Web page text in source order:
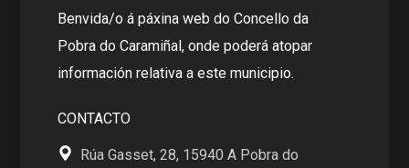
Benvida/o á páxina web do Concello da
Pobra do Caramiñal, onde poderá atopar
información relativa a este municipio.
CONTACTO
Rúa Gasset, 28, 15940 A Pobra do